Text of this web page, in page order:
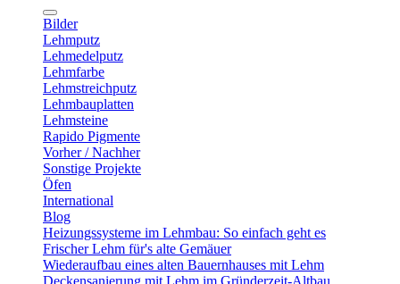
Bilder
Lehmputz
Lehmedelputz
Lehmfarbe
Lehmstreichputz
Lehmbauplatten
Lehmsteine
Rapido Pigmente
Vorher / Nachher
Sonstige Projekte
Öfen
International
Blog
Heizungssysteme im Lehmbau: So einfach geht es
Frischer Lehm für's alte Gemäuer
Wiederaufbau eines alten Bauernhauses mit Lehm
Deckensanierung mit Lehm im Gründerzeit-Altbau